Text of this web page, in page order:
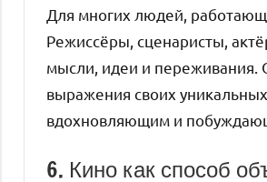
Для многих людей,
Режиссёры, сценаристы,
мысли, идеи и переживания.
выражения своих
вдохновляющим и
6. Кино как способ